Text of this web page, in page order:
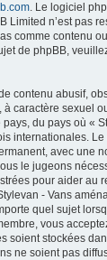
. Le logiciel
Limited n’est pas
comme contenu
de phpBB,
contenu abusif,
caractère sexuel
du pays où «
internationales.
avec une
le jugeons
pour aider au
- Vans
quel sujet
vous
soient stockées
ne soient pas